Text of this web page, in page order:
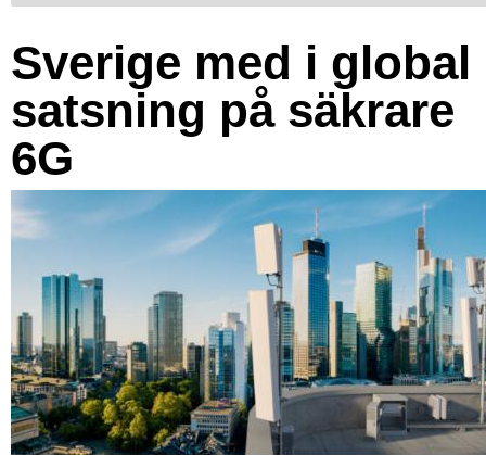
Sverige med i global
satsning på säkrare
6G